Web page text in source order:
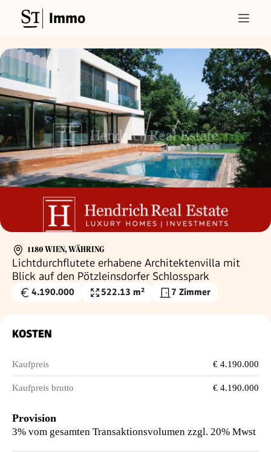
Immo
1180 WIEN, WÄHRING
Lichtdurchflutete erhabene Architektenvilla mit
Blick auf den Pötzleinsdorfer Schlosspark
Kaufpreis
4.190.000
Nutzfläche
522.13 m² 7 Zimmer
KOSTEN
Kaufpreis € 4.190.000
Kaufpreis brutto € 4.190.000
Provision
3% vom gesamten Transaktionsvolumen zzgl. 20% Mwst